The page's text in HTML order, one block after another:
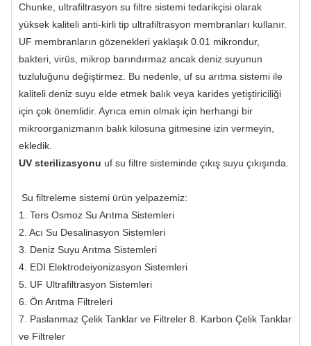
Chunke, ultrafiltrasyon su filtre sistemi tedarikçisi olarak
yüksek kaliteli anti-kirli tip ultrafiltrasyon membranları kullanır.
UF membranların gözenekleri yaklaşık 0.01 mikrondur,
bakteri, virüs, mikrop barındırmaz ancak deniz suyunun
tuzluluğunu değiştirmez. Bu nedenle, uf su arıtma sistemi ile
kaliteli deniz suyu elde etmek balık veya karides yetiştiriciliği
için çok önemlidir. Ayrıca emin olmak için herhangi bir
mikroorganizmanın balık kilosuna gitmesine izin vermeyin,
ekledik.
UV sterilizasyonu uf su filtre sisteminde çıkış suyu çıkışında.
Su filtreleme sistemi ürün yelpazemiz:
1. Ters Osmoz Su Arıtma Sistemleri
2. Acı Su Desalinasyon Sistemleri
3. Deniz Suyu Arıtma Sistemleri
4. EDI Elektrodeiyonizasyon Sistemleri
5. UF Ultrafiltrasyon Sistemleri
6. Ön Arıtma Filtreleri
7. Paslanmaz Çelik Tanklar ve Filtreler 8. Karbon Çelik Tanklar
ve Filtreler